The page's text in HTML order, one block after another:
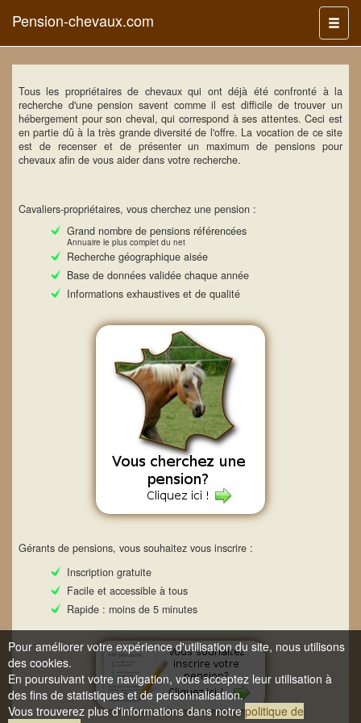
Menu
Pension-chevaux.com
Tous les propriétaires de chevaux qui ont déjà été confronté à la
recherche d'une pension savent comme il est difficile de trouver un
hébergement pour son cheval, qui correspond à ses attentes. Ceci est
en partie dû à la très grande diversité de l'offre. La vocation de ce site
est de recenser et de présenter un maximum de pensions pour
chevaux afin de vous aider dans votre recherche.
Cavaliers-propriétaires, vous cherchez une pension :
Grand nombre de pensions référencées
Annuaire le plus complet du net
Recherche géographique aisée
Base de données validée chaque année
Informations exhaustives et de qualité
Gérants de pensions, vous souhaitez vous inscrire :
Inscription gratuite
Facile et accessible à tous
Rapide : moins de 5 minutes
Pour améliorer votre expérience d'utilisation du site, nous utilisons
des cookies.
En poursuivant votre navigation, vous acceptez leur utilisation à
des fins de statistiques et de personnalisation.
Vous trouverez plus d'informations dans notrepolitique de